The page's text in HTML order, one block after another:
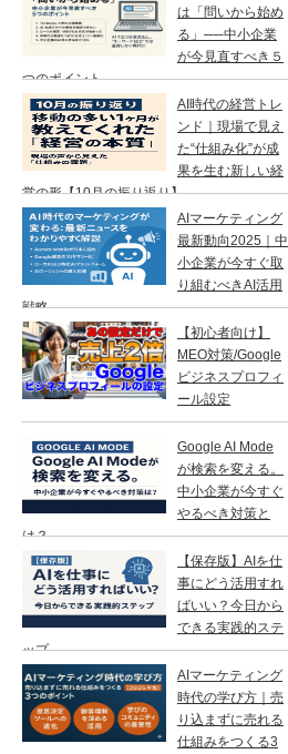
は「問いから始め
る」──中小企業
が今見直すべき５
つのポイント
AI時代の経営トレ
ンド｜現場で見え
た“仕組み化”が成
果を生む新しい経
営の形【10月の振り返り】
AIマーケティング
最新動向2025｜中
小企業が今すぐ取
り組むべきAI活用
戦略
【初心者向け】
MEO対策/Google
ビジネスプロフィ
ール設定
Google AI Mode
が検索を変える。
中小企業が今すぐ
やるべき対策と
は？
【保存版】AIを仕
事にどう活用すれ
ばいい？今日から
できる実践的ステ
ップ
AIマーケティング
時代の学び方｜売
り込まずに売れる
仕組みをつくる3